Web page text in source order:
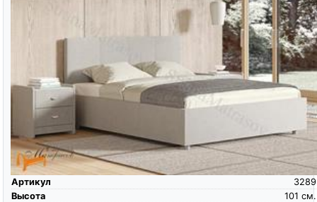
Артикул
3289
Высота
см.
101